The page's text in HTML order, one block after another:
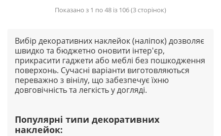
Показано з 1 по 48 із 106 (3 сторінок)
Вибір декоративних наклейок (наліпок) дозволяє
швидко та бюджетно оновити інтер'єр,
прикрасити гаджети або меблі без пошкодження
поверхонь. Сучасні варіанти виготовляються
переважно з вінілу, що забезпечує їхню
довговічність та легкість у догляді.
Популярні типи декоративних
наклейок: